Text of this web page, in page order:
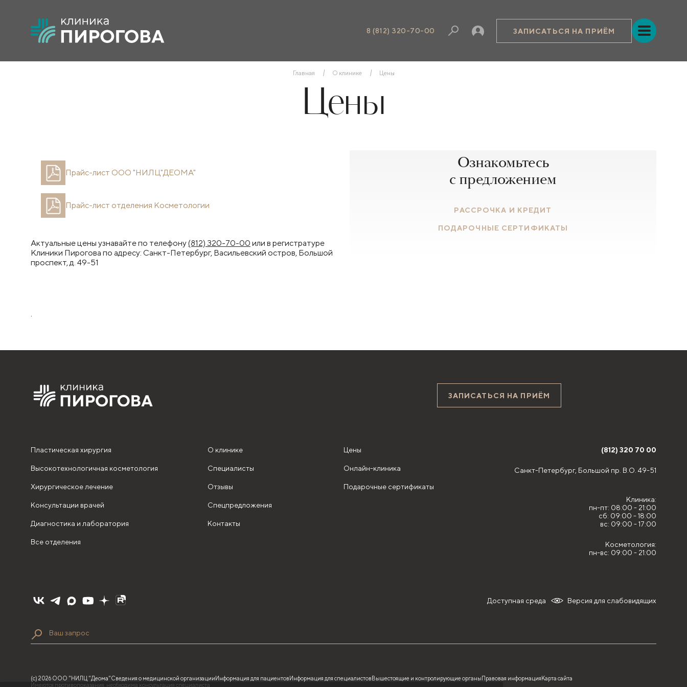
8 (812) 320-70-00 ЗАПИСАТЬСЯ НА ПРИЁМ
Главная О клинике Цены
Цены
Прайс-лист ООО "НИЛЦ"ДЕОМА"
Прайс-лист отделения Косметологии
Актуальные цены узнавайте по телефону(812) 320-70-00 или в регистратуре
Клиники Пирогова по адресу: Санкт-Петербург, Васильевский остров, Большой
проспект, д. 49-51
Ознакомьтесь
с предложением
РАССРОЧКА И КРЕДИТ
ПОДАРОЧНЫЕ СЕРТИФИКАТЫ
.
ЗАПИСАТЬСЯ НА ПРИЁМ
Пластическая хирургия
Высокотехнологичная косметология
Хирургическое лечение
Консультации врачей
Диагностика и лаборатория
Все отделения
О клинике
Специалисты
Отзывы
Спецпредложения
Контакты
Цены
Онлайн-клиника
Подарочные сертификаты
(812) 320 70 00
Санкт-Петербург, Большой пр. В.О. 49-51
Клиника:
пн-пт: 08:00 - 21:00
сб: 09:00 - 18:00
вс: 09:00 - 17:00
Косметология:
пн-вс: 09:00 - 21:00
Версия для слабовидящих
Доступная среда
(с) 2026 ООО "НИЛЦ "Деома"Сведения о медицинской организацииИнформация для пациентовИнформация для специалистовВышестоящие и контролирующие органыПравовая информацияКарта сайта
Имеются противопоказания, необходима консультация специалиста